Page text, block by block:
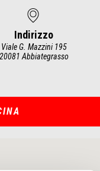
Indirizzo
Viale G. Mazzini 195
20081 Abbiategrasso